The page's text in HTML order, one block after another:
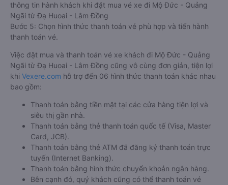
thông tin hành khách khi đặt mua vé xe đi Mộ Đức - Quảng
Ngãi từ Đạ Huoai - Lâm Đồng
Bước 5: Chọn hình thức thanh toán vé phù hợp và tiến hành
thanh toán vé.
Việc đặt mua và thanh toán vé xe khách đi Mộ Đức - Quảng
Ngãi từ Đạ Huoai - Lâm Đồng cũng vô cùng đơn giản, tiện lợi
khi Vexere.com hỗ trợ đến 06 hình thức thanh toán khác nhau
bao gồm:
Thanh toán bằng tiền mặt tại các cửa hàng tiện lợi và
siêu thị gần nhà.
Thanh toán bằng thẻ thanh toán quốc tế (Visa, Master
Card, JCB).
Thanh toán bằng thẻ ATM đã đăng ký thanh toán trực
tuyến (Internet Banking).
Thanh toán bằng hình thức chuyển khoản ngân hàng.
Bên cạnh đó, quý khách cũng có thể thanh toán vé